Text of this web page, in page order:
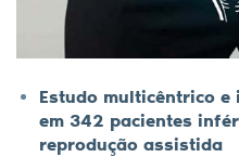
Estudo multicêntrico
em 342 pacientes
reprodução assistida